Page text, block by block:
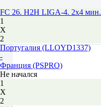
FC 26. H2H LIGA-4. 2x4 мин.
1
Х
2
Португалия (LLOYD1337)
-
Франция (PSPRO)
Не начался
1
Х
2